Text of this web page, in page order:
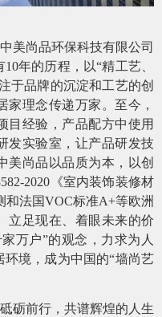
美尚品环保科技有限公司
年的历程，以“精工艺、
于品牌的沉淀和工艺的创
家理念传递万家。至今，
目经验， 产品配方中使用
发实验室，让产品研发技
美尚品以品质为本，以创
2020《室内装饰装修材
和法国VOC标准A+等欧洲
立足现在、着眼未来的价
万户”的观念，力求为人
境，成为中国的“墙尚艺
砺前行，共谱辉煌的人生